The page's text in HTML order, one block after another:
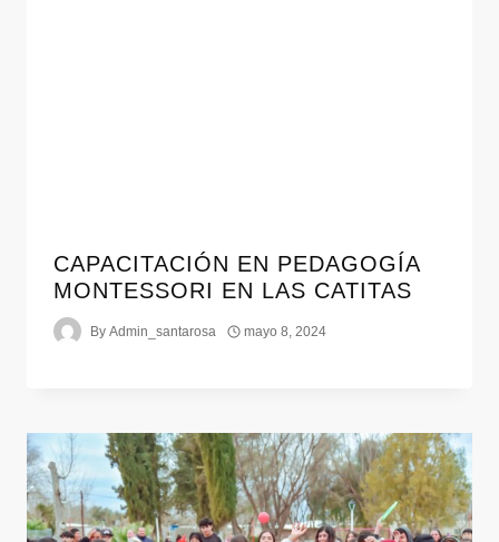
CAPACITACIÓN EN PEDAGOGÍA
MONTESSORI EN LAS CATITAS
By Admin_santarosa mayo 8, 2024